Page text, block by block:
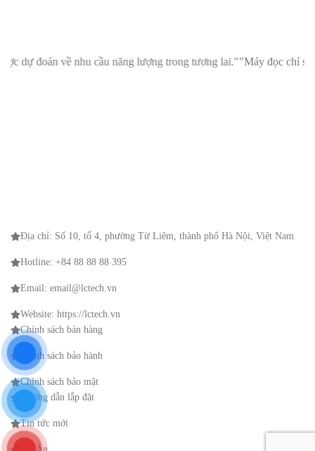
năng lượng trong tương lai.""Máy đọc chỉ số thông minh MMM:
Địa chỉ: Số 10, tổ 4, phường Từ Liêm, thành phố Hà Nội, Việt Nam
Hotline: +84 88 88 88 395
Email: email@lctech.vn
Website: https://lctech.vn
Chính sách bán hàng
Chính sách bảo hành
Chính sách bảo mật
Hướng dẫn lắp đặt
Tin tức mới